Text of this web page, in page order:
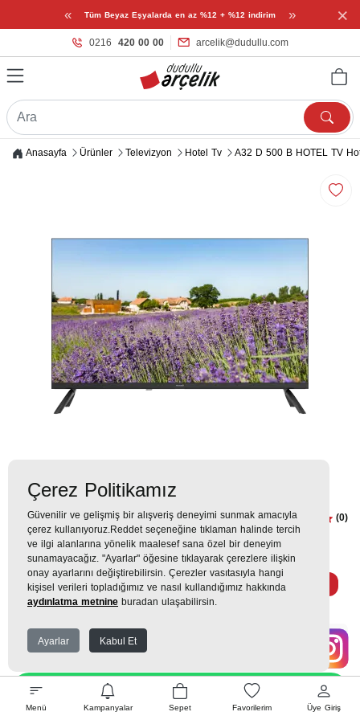
« Tüm Beyaz Eşyalarda en az %12 + %12 indirim » ×
0216 420 00 00 arcelik@dudullu.com
Menü Kampanyalar Sepet Favorilerim Üye Giriş
Anasayfa Ürünler Televizyon Hotel Tv A32 D 500 B HOTEL TV
A32 D 500 B HOTEL TV Hotel Tv (0)
18.062TL
1.766 TLx 9 Taksit =15.895 TL Ekstra İndirim %12 =
EK GARANTİ
WHATSAPP SİPARİŞ
Çerez Politikamız
Güvenilir ve gelişmiş bir alışveriş deneyimi sunmak amacıyla
çerez kullanıyoruz.Reddet seçeneğine tıklaman halinde tercih
ve ilgi alanlarına yönelik maalesef sana özel bir deneyim
sunamayacağız. "Ayarlar" öğesine tıklayarak çerezlere ilişkin
onay ayarlarını değiştirebilirsin. Çerezler vasıtasıyla hangi
kişisel verileri topladığımız ve nasıl kullandığımız hakkında
aydınlatma metnine buradan ulaşabilirsin.
Ayarlar Kabul Et